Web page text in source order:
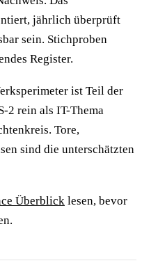
jährlich überprüft
sein. Stichproben
Register.
ist Teil der
2 rein als IT-Thema
Tore,
sind die unterschätzten
Überblick lesen, bevor